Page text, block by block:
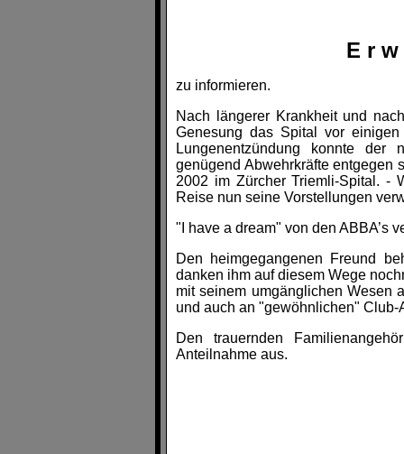
E r
zu informieren.
Nach längerer Krankheit und
Genesung das Spital vor
Lungenentzündung konnte der
genügend Abwehrkräfte entgegen
2002 im Zürcher Triemli-Spital. -
Reise nun seine Vorstellungen
"I have a dream" von den ABBA’s
Den heimgegangenen Freund
danken ihm auf diesem Wege
mit seinem umgänglichen Wesen
und auch an "gewöhnlichen" Club-
Den trauernden
Anteilnahme aus.